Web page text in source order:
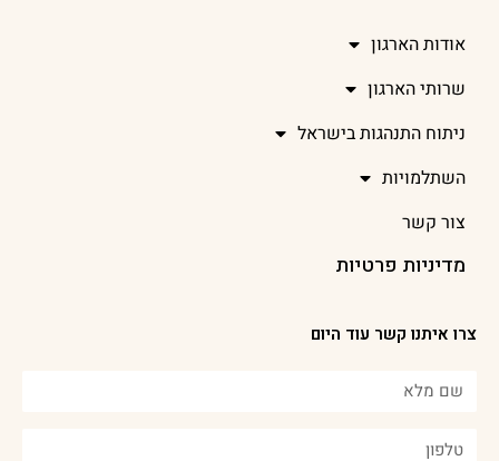
אודות הארגון
שרותי הארגון
ניתוח התנהגות בישראל
השתלמויות
צור קשר
מדיניות פרטיות
צרו איתנו קשר עוד היום